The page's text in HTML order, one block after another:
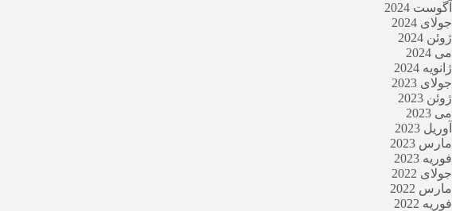
آگوست 2024
جولای 2024
ژوئن 2024
می 2024
ژانویه 2024
جولای 2023
ژوئن 2023
می 2023
آوریل 2023
مارس 2023
فوریه 2023
جولای 2022
مارس 2022
فوریه 2022